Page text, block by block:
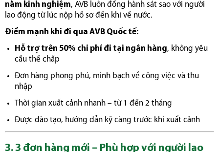
năm kinh nghiệm, AVB luôn đồng hành sát sao với người
lao động từ lúc nộp hồ sơ đến khi về nước.
Điểm mạnh khi đi qua AVB Quốc tế:
Hỗ trợ trên 50% chi phí đi tại ngân hàng, không yêu
cầu thế chấp
Đơn hàng phong phú, minh bạch về công việc và thu
nhập
Thời gian xuất cảnh nhanh – từ 1 đến 2 tháng
Được đào tạo, hướng dẫn kỹ càng trước khi xuất cảnh
3. 3 đơn hàng mới – Phù hợp với người lao